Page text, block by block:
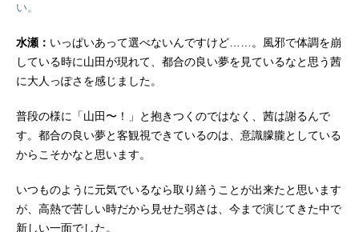
い。
水瀬： いっぱいあって選べないんですけど……。風邪で体調を崩
している時に山田が現れて、都合の良い夢を見ているなと思う茜
に大人っぽさを感じました。
普段の様に「山田〜！」と抱きつくのではなく、茜は謝るんで
す。都合の良い夢と客観視できているのは、意識朦朧としている
からこそかなと思います。
いつものように元気でいるなら取り繕うことが出来たと思います
が、高熱で苦しい時だから見せた弱さは、今まで演じてきた中で
新しい一面でした。